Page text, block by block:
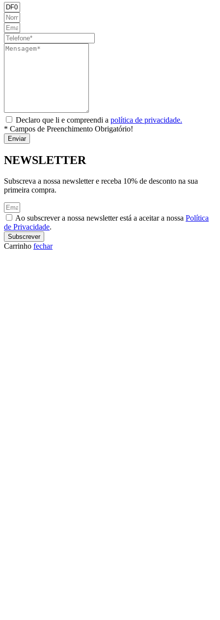
Declaro que li e compreendi a política de privacidade.
* Campos de Preenchimento Obrigatório!
Enviar
NEWSLETTER
Subscreva a nossa newsletter e receba 10% de desconto na sua
primeira compra.
Ao subscrever a nossa newsletter está a aceitar a nossa Política
de Privacidade.
Subscrever
Carrinho fechar